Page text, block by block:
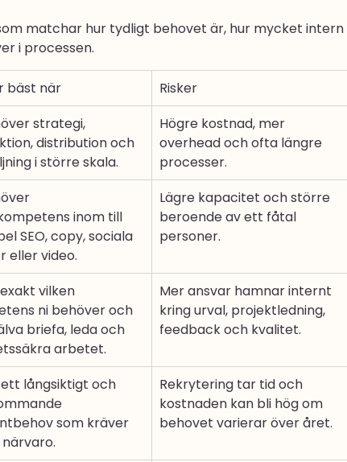
matchar hur tydligt behovet är, hur mycket intern
i processen.
bäst när
Risker
strategi,
distribution och
i större skala.
Högre kostnad, mer
overhead och ofta längre
processer.
inom till
SEO, copy, sociala
eller video.
Lägre kapacitet och större
beroende av ett fåtal
personer.
vilken
ni behöver och
briefa, leda och
arbetet.
Mer ansvar hamnar internt
kring urval, projektledning,
feedback och kvalitet.
ett långsiktigt och
som kräver
Rekrytering tar tid och
kostnaden kan bli hög om
behovet varierar över året.